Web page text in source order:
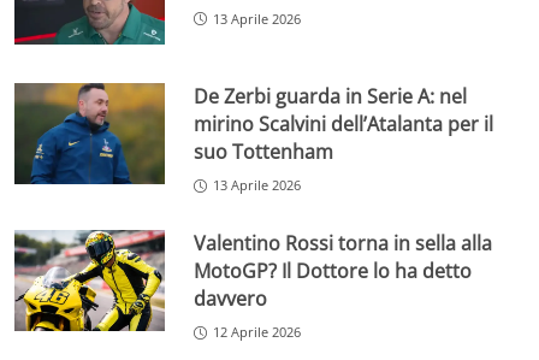
13 Aprile 2026
De Zerbi guarda in Serie A: nel
mirino Scalvini dell’Atalanta per il
suo Tottenham
13 Aprile 2026
Valentino Rossi torna in sella alla
MotoGP? Il Dottore lo ha detto
davvero
12 Aprile 2026